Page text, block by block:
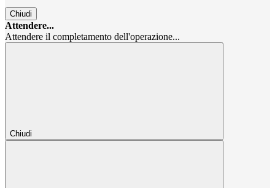
Chiudi
Attendere...
Attendere il completamento dell'operazione...
Chiudi